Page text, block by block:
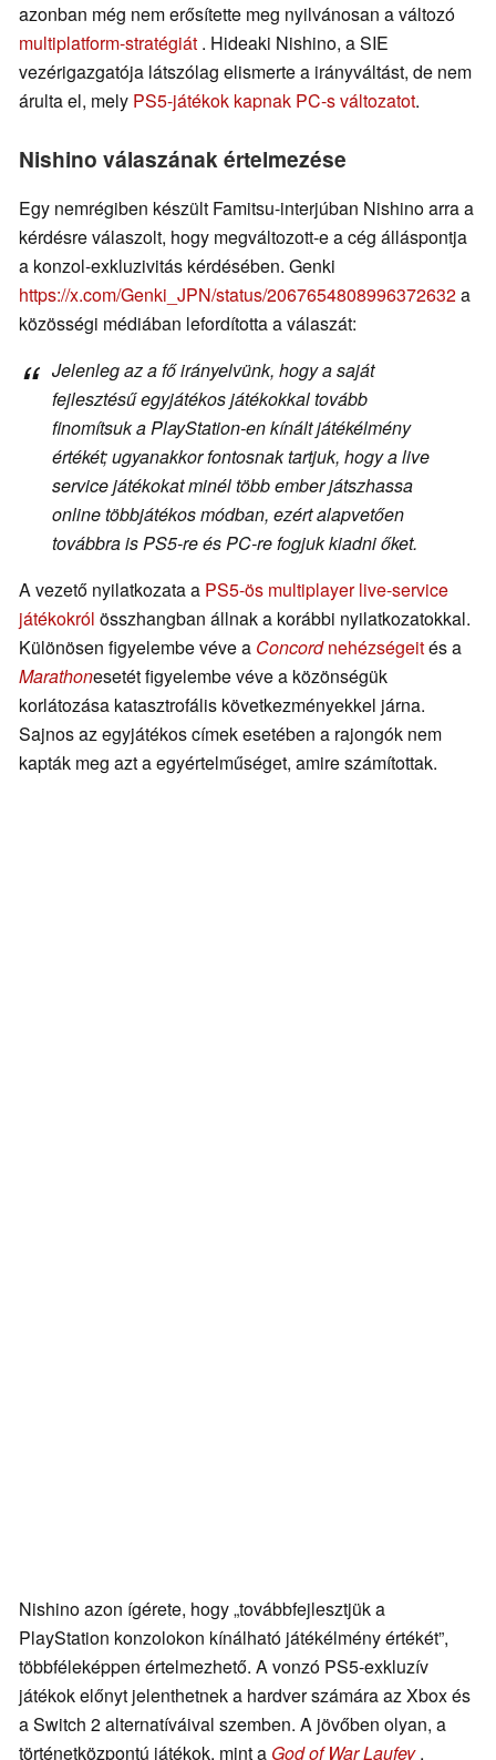
azonban még nem erősítette meg nyilvánosan a változó
multiplatform-stratégiát . Hideaki Nishino, a SIE
vezérigazgatója látszólag elismerte a irányváltást, de nem
árulta el, mely PS5-játékok kapnak PC-s változatot.
Nishino válaszának értelmezése
Egy nemrégiben készült Famitsu-interjúban Nishino arra a
kérdésre válaszolt, hogy megváltozott-e a cég álláspontja
a konzol-exkluzivitás kérdésében. Genki
https://x.com/Genki_JPN/status/2067654808996372632a
közösségi médiában lefordította a válaszát:
Jelenleg az a fő irányelvünk, hogy a saját
fejlesztésű egyjátékos játékokkal tovább
finomítsuk a PlayStation-en kínált játékélmény
értékét; ugyanakkor fontosnak tartjuk, hogy a live
service játékokat minél több ember játszhassa
online többjátékos módban, ezért alapvetően
továbbra is PS5-re és PC-re fogjuk kiadni őket.
A vezető nyilatkozata a PS5-ös multiplayer live-service
játékokról összhangban állnak a korábbi nyilatkozatokkal.
Különösen figyelembe véve a Concordnehézségeités a
Marathonesetét figyelembe véve a közönségük
korlátozása katasztrofális következményekkel járna.
Sajnos az egyjátékos címek esetében a rajongók nem
kapták meg azt a egyértelműséget, amire számítottak.
Nishino azon ígérete, hogy „továbbfejlesztjük a
PlayStation konzolokon kínálható játékélmény értékét”,
többféleképpen értelmezhető. A vonzó PS5-exkluzív
játékok előnyt jelenthetnek a hardver számára az Xbox és
a Switch 2 alternatíváival szemben. A jövőben olyan, a
történetközpontú játékok, mint a God of War Laufey,